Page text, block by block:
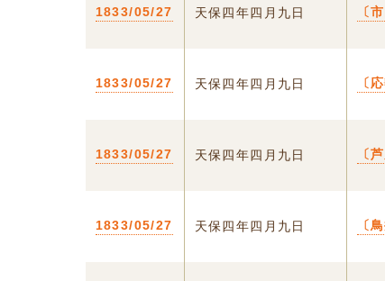
1833/05/27 天保四年四月九日 〔
1833/05/27 天保四年四月九日 〔
1833/05/27 天保四年四月九日 〔
1833/05/27 天保四年四月九日 〔